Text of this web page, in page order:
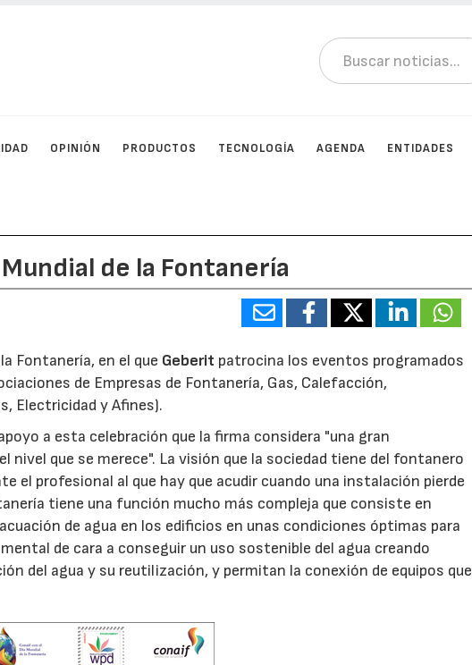
OPINIÓN PRODUCTOS TECNOLOGÍA AGENDA ENTIDADES
de la Fontanería
Fontanería, en el que Geberit patrocina los eventos programados
de Empresas de Fontanería, Gas, Calefacción,
Electricidad y Afines).
a esta celebración que la firma considera "una gran
nivel que se merece". La visión que la sociedad tiene del fontanero
el profesional al que hay que acudir cuando una instalación pierde
tiene una función mucho más compleja que consiste en
de agua en los edificios en unas condiciones óptimas para
de cara a conseguir un uso sostenible del agua creando
del agua y su reutilización, y permitan la conexión de equipos que